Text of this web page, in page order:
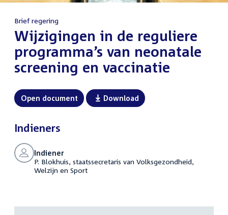
Brief regering
:Wijzigingen in de reguliere
programma’s van neonatale
screening en vaccinatie
Open document Download
Indieners
Indiener
P. Blokhuis, staatssecretaris van Volksgezondheid,
Welzijn en Sport